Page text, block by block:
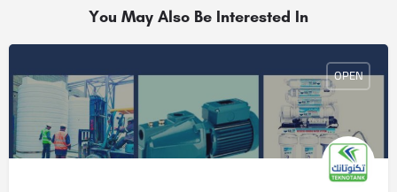
You May Also Be Interested In
OPEN